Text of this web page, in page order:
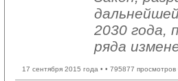
2030 года,
ряда
17 сентября 2015 года • • 795877 просмотров